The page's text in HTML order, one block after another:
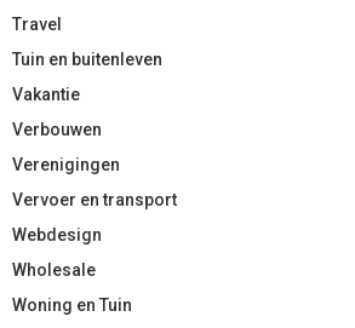
Travel
Tuin en buitenleven
Vakantie
Verbouwen
Verenigingen
Vervoer en transport
Webdesign
Wholesale
Woning en Tuin